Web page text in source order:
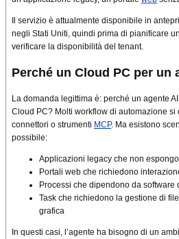
Il servizio è attualmente disponibile in
negli Stati Uniti, quindi prima di pianificare
verificare la disponibilità del tenant.
Perché un Cloud PC per un
La domanda legittima è: perché un agente
Cloud PC? Molti workflow di automazione si
connettori o strumenti MCP. Ma esistono
possibile:
Applicazioni legacy che non
Portali web che richiedono
Processi che dipendono da
Task che richiedono la gestione di
grafica
In questi casi, l’agente ha bisogno di un